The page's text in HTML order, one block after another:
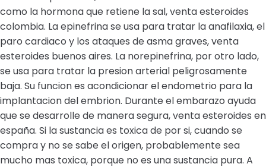
como la hormona que retiene la sal, venta esteroides
colombia. La epinefrina se usa para tratar la anafilaxia, el
paro cardiaco y los ataques de asma graves, venta
esteroides buenos aires. La norepinefrina, por otro lado,
se usa para tratar la presion arterial peligrosamente
baja. Su funcion es acondicionar el endometrio para la
implantacion del embrion. Durante el embarazo ayuda
que se desarrolle de manera segura, venta esteroides en
españa. Si la sustancia es toxica de por si, cuando se
compra y no se sabe el origen, probablemente sea
mucho mas toxica, porque no es una sustancia pura. A